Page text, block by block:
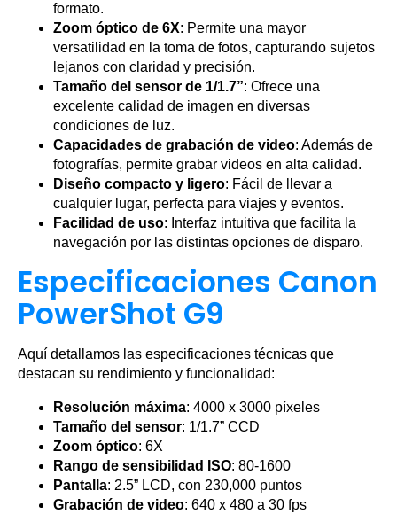
formato.
Zoom óptico de 6X: Permite una mayor
versatilidad en la toma de fotos, capturando sujetos
lejanos con claridad y precisión.
Tamaño del sensor de 1/1.7”: Ofrece una
excelente calidad de imagen en diversas
condiciones de luz.
Capacidades de grabación de video: Además de
fotografías, permite grabar videos en alta calidad.
Diseño compacto y ligero: Fácil de llevar a
cualquier lugar, perfecta para viajes y eventos.
Facilidad de uso: Interfaz intuitiva que facilita la
navegación por las distintas opciones de disparo.
Especificaciones Canon
PowerShot G9
Aquí detallamos las especificaciones técnicas que
destacan su rendimiento y funcionalidad:
Resolución máxima: 4000 x 3000 píxeles
Tamaño del sensor: 1/1.7” CCD
Zoom óptico: 6X
Rango de sensibilidad ISO: 80-1600
Pantalla: 2.5” LCD, con 230,000 puntos
Grabación de video: 640 x 480 a 30 fps